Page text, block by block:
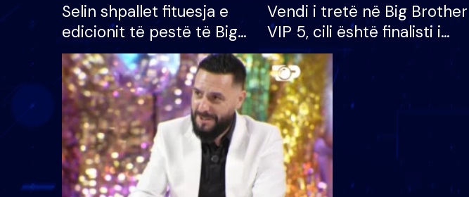
Selin shpallet fituesja e
edicionit të pestë të Big
Brother VIP, rrëmben
çmimin e madh prej 100
mijë eurosh
Vendi i tretë në Big Brother
VIP 5, cili është finalisti i
radhës që lë shtëpinë